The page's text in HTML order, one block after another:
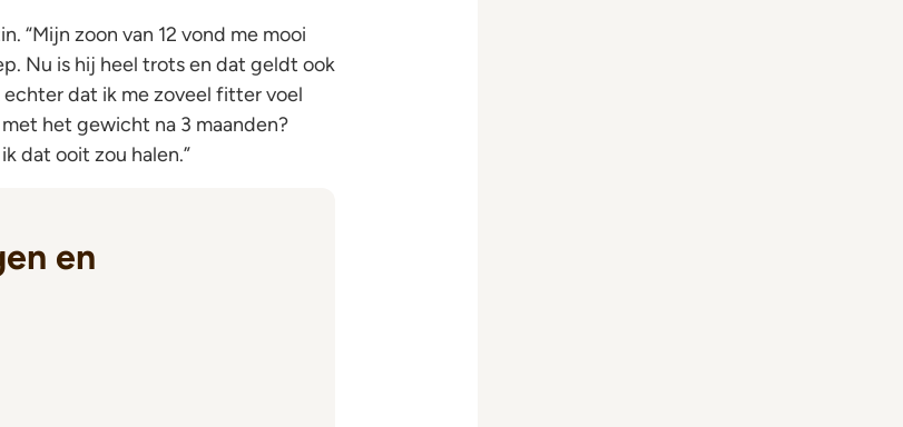
“Mijn zoon van 12 vond me mooi
Nu is hij heel trots en dat geldt ook
dat ik me zoveel fitter voel
het gewicht na 3 maanden?
dat ooit zou halen.”
en